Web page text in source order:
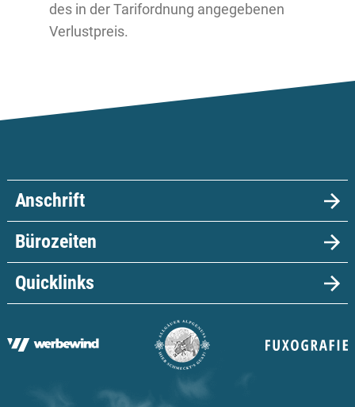
des in der Tarifordnung angegebenen
Verlustpreis.
Anschrift
Bürozeiten
Quicklinks